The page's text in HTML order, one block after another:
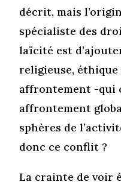
décrit, mais
spécialiste des
laïcité est
religieuse,
affrontement -qui
affrontement
sphères de
donc ce conflit ?
La crainte de voir